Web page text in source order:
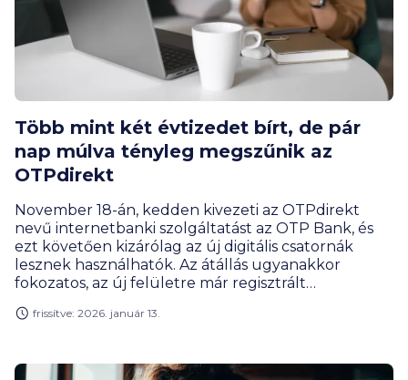
Több mint két évtizedet bírt, de pár
nap múlva tényleg megszűnik az
OTPdirekt
November 18-án, kedden kivezeti az OTPdirekt
nevű internetbanki szolgáltatást az OTP Bank, és
ezt követően kizárólag az új digitális csatornák
lesznek használhatók. Az átállás ugyanakkor
fokozatos, az új felületre már regisztrált
frissítve: 2026. január 13.